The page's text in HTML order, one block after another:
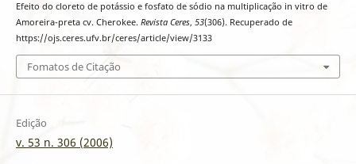
Efeito do cloreto de potássio e fosfato de sódio na multiplicação in vitro de
Amoreira-preta cv. Cherokee. Revista Ceres, 53(306). Recuperado de
https://ojs.ceres.ufv.br/ceres/article/view/3133
Fomatos de Citação
Edição
v. 53 n. 306 (2006)